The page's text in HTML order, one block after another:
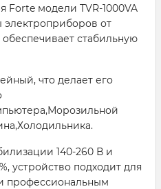
Forte модели TVR-1000VA
электроприборов от
стабильную
что делает его
140-260 В и
устройство подходит для
профессиональным